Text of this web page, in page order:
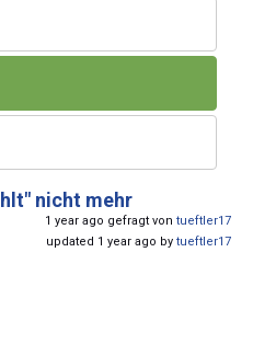
nicht mehr
1 year ago gefragt von tueftler17
updated 1 year ago by tueftler17